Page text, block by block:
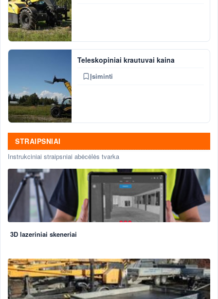
Teleskopiniai krautuvai kaina
Įsiminti
STRAIPSNIAI
Instrukciniai straipsniai abėcėlės tvarka
3D lazeriniai skeneriai